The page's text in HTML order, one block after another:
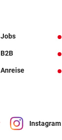
Jobs
B2B
Anreise
Instagram